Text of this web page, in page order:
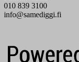
010 839 3100
info@samediggi.fi